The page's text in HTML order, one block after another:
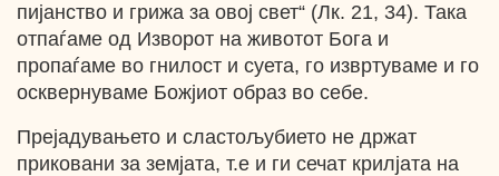
пијанство и грижа за овој свет“ (Лк. 21, 34). Така
отпаѓаме од Изворот на животот Бога и
пропаѓаме во гнилост и суета, го извртуваме и го
осквернуваме Божјиот образ во себе.
Прејадувањето и сластољубието не држат
приковани за земјата, т.е и ги сечат крилјата на